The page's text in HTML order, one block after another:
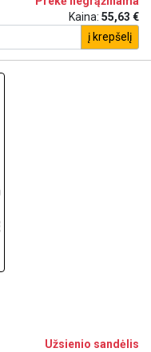
Kaina: 55,63 €
į krepšelį
Užsienio sandėlis